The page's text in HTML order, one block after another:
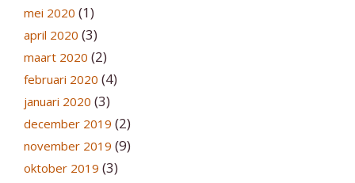
mei 2020 (1)
april 2020 (3)
maart 2020 (2)
februari 2020 (4)
januari 2020 (3)
december 2019 (2)
november 2019 (9)
oktober 2019 (3)